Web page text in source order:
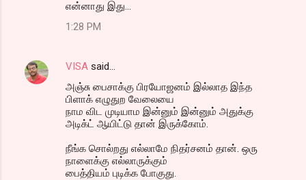
என்னாது இது...
1:28 PM
VISA said…
அஞ்சு பைசாக்கு பிரயோஜனம் இல்லாத இந்த
பிளாக் எழுதுற வேலையை
நாம விட முடியாம இன்னும் இன்னும் அதுக்கு
அடிக்ட் ஆயிட்டு தான் இருக்கோம்.
நீங்க சொல்றது எல்லாமே நிதர்சனம் தான். ஒரு
நாளைக்கு எல்லாருக்கும்
பைத்தியம் புடிக்க போகுது.